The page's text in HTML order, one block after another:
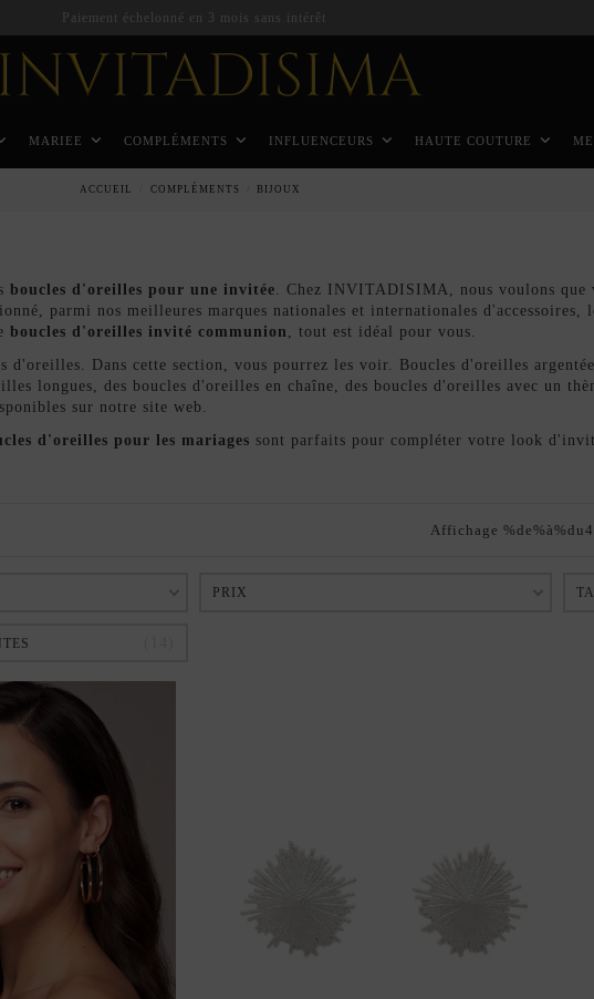
Paiement échelonné en 3 mois sans intérêt
MARIEE COMPLÉMENTS INFLUENCEURS HAUTE COUTURE
ACCUEIL COMPLÉMENTS BIJOUX
boucles d'oreilles pour une invitée . Chez INVITADISIMA, nous voulons
parmi nos meilleures marques nationales et internationales d'accessoires,
boucles d'oreilles invité communion , tout est idéal pour vous.
d'oreilles. Dans cette section, vous pourrez les voir. Boucles d'oreilles
longues, des boucles d'oreilles en chaîne, des boucles d'oreilles avec un
sur notre site web.
d'oreilles pour les mariages sont parfaits pour compléter votre look
Affichage
PRIX